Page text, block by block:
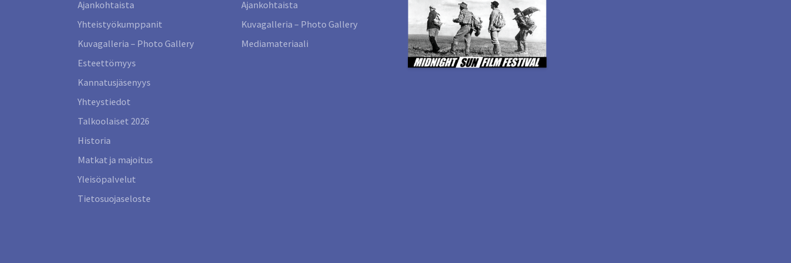
Ajankohtaista
Yhteistyökumppanit
Kuvagalleria – Photo Gallery
Esteettömyys
Kannatusjäsenyys
Yhteystiedot
Talkoolaiset 2026
Historia
Matkat ja majoitus
Yleisöpalvelut
Tietosuojaseloste
Ajankohtaista
Kuvagalleria – Photo Gallery
Mediamateriaali